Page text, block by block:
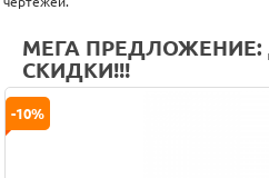
МЕГА ПРЕДЛОЖЕНИЕ:
СКИДКИ!!!
-10%